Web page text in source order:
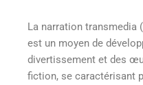
La narration transmedia
est un moyen de
divertissement et des
fiction, se caractérisant